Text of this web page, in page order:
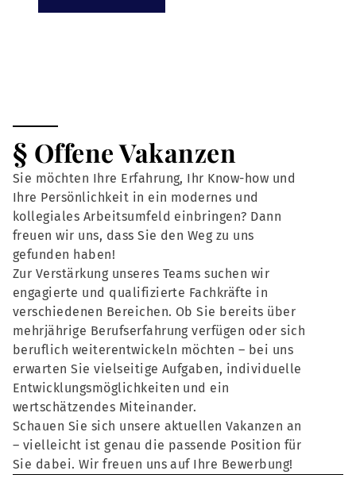
§ Offene Vakanzen
Sie möchten Ihre Erfahrung, Ihr Know-how und
Ihre Persönlichkeit in ein modernes und
kollegiales Arbeitsumfeld einbringen? Dann
freuen wir uns, dass Sie den Weg zu uns
gefunden haben!
Zur Verstärkung unseres Teams suchen wir
engagierte und qualifizierte Fachkräfte in
verschiedenen Bereichen. Ob Sie bereits über
mehrjährige Berufserfahrung verfügen oder sich
beruflich weiterentwickeln möchten – bei uns
erwarten Sie vielseitige Aufgaben, individuelle
Entwicklungsmöglichkeiten und ein
wertschätzendes Miteinander.
Schauen Sie sich unsere aktuellen Vakanzen an
– vielleicht ist genau die passende Position für
Sie dabei. Wir freuen uns auf Ihre Bewerbung!